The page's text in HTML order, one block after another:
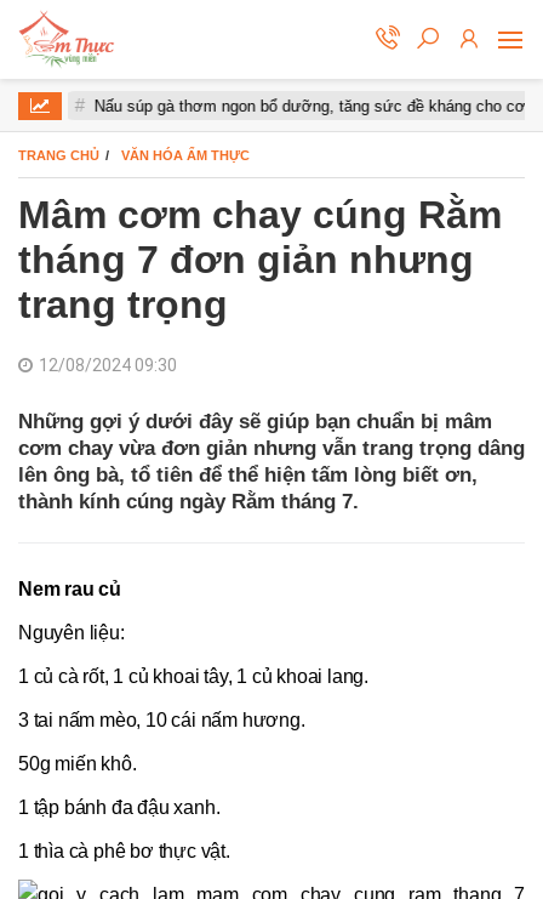
Nấu súp gà thơm ngon bổ dưỡng, tăng sức đề kháng cho cơ thể
TRANG CHỦ VĂN HÓA ẨM THỰC
Mâm cơm chay cúng Rằm
tháng 7 đơn giản nhưng
trang trọng
12/08/2024 09:30
Những gợi ý dưới đây sẽ giúp bạn chuẩn bị mâm
cơm chay vừa đơn giản nhưng vẫn trang trọng dâng
lên ông bà, tổ tiên để thể hiện tấm lòng biết ơn,
thành kính cúng ngày Rằm tháng 7.
Nem rau củ
Nguyên liệu:
1 củ cà rốt, 1 củ khoai tây, 1 củ khoai lang.
3 tai nấm mèo, 10 cái nấm hương.
50g miến khô.
1 tập bánh đa đậu xanh.
1 thìa cà phê bơ thực vật.